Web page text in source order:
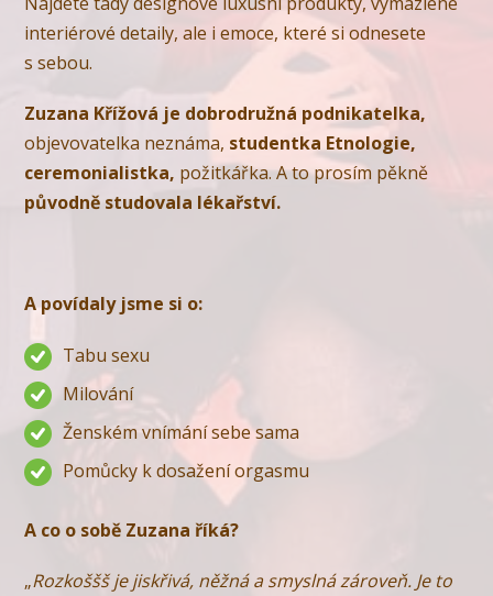
interiérové detaily, ale i emoce, které si odnesete
s sebou.
Zuzana Křížová je dobrodružná podnikatelka,
objevovatelka neznáma, studentka Etnologie,
ceremonialistka, požitkářka. A to prosím pěkně
původně studovala lékařství.
A povídaly jsme si o:
Tabu sexu
Milování
Ženském vnímání sebe sama
Pomůcky k dosažení orgasmu
A co o sobě Zuzana říká?
„Rozkoššš je jiskřivá, něžná a smyslná zároveň. Je to